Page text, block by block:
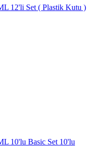
12'li Set ( Plastik Kutu )
10'lu Basic Set 10'lu